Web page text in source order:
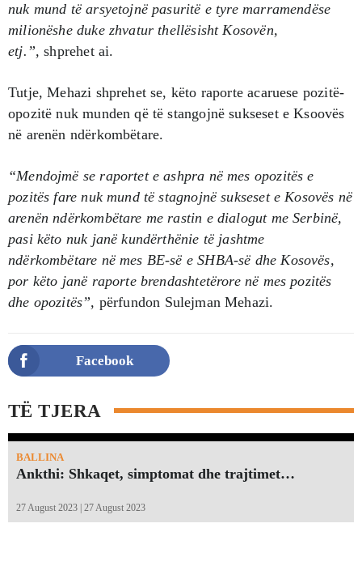
nuk mund të arsyetojnë pasuritë e tyre marramendëse
milionëshe duke zhvatur thellësisht Kosovën,
etj.”, shprehet ai.
Tutje, Mehazi shprehet se, këto raporte acaruese pozitë-
opozitë nuk munden që të stangojnë sukseset e Ksoovës
në arenën ndërkombëtare.
“Mendojmë se raportet e ashpra në mes opozitës e
pozitës fare nuk mund të stagnojnë sukseset e Kosovës në
arenën ndërkombëtare me rastin e dialogut me Serbinë,
pasi këto nuk janë kundërthënie të jashtme
ndërkombëtare në mes BE-së e SHBA-së dhe Kosovës,
por këto janë raporte brendashtetërore në mes pozitës
dhe opozitës”, përfundon Sulejman Mehazi.
Facebook
TË TJERA
BALLINA
Ankthi: Shkaqet, simptomat dhe trajtimet…
27 August 2023 | 27 August 2023